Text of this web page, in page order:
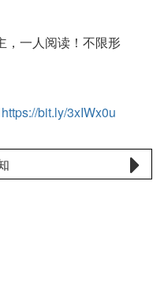
，一人阅读！不限形
https://bit.ly/3xIWx0u